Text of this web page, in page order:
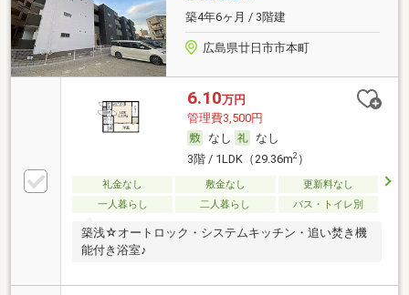
築4年6ヶ月 / 3階建
広島県廿日市市本町
6.10万円
管理費3,500円
なし
なし
3階 / 1LDK（29.36m2）
礼金なし 敷金なし
更新料なし
一人暮らし
二人暮らし バス・トイレ別
築浅☆オートロック・システムキッチン・追い焚き機
能付き浴室♪